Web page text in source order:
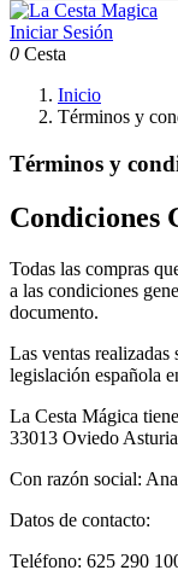
Iniciar Sesión
0 Cesta
Inicio
Términos y
Términos y
Condiciones
Todas las compras
a las condiciones
documento.
Las ventas realizadas
legislación española
La Cesta Mágica
33013 Oviedo
Con razón social:
Datos de contacto:
Teléfono: 625 290